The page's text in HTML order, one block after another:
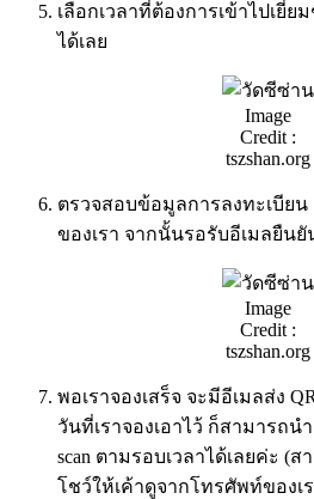
เลือกเวลาที่ต้องการเข้าไปเยี่ย
ได้เลย
Image
Credit :
tszshan.org
ตรวจสอบข้อมูลการลงทะเบีย
ของเรา จากนั้นรอรับอีเมลยืนยั
Image
Credit :
tszshan.org
พอเราจองเสร็จ จะมีอีเมลส่ง
วันที่เราจองเอาไว้ ก็สามารถน
scan ตามรอบเวลาได้เลยค่ะ (
โชว์ให้เค้าดูจากโทรศัพท์ของเ